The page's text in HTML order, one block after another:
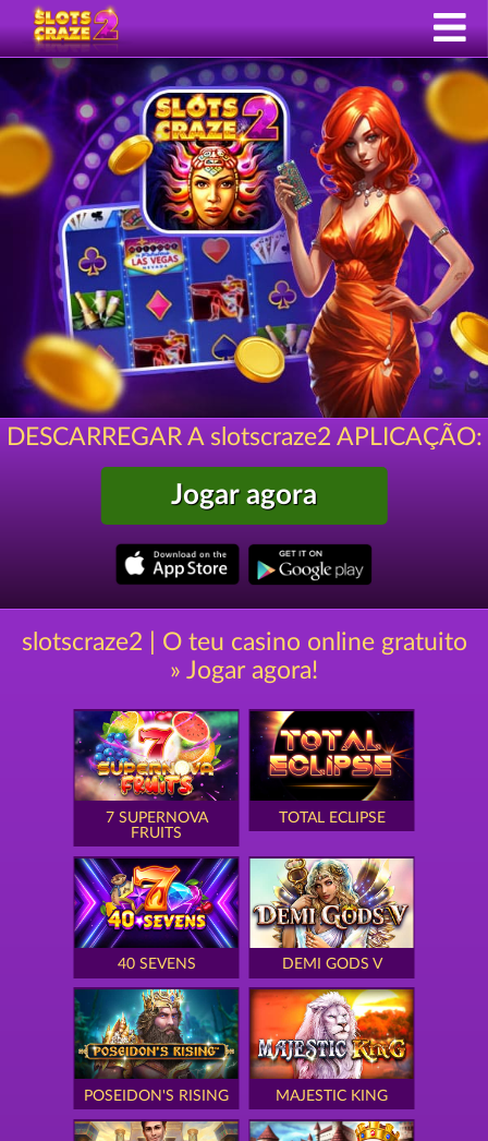
DESCARREGAR A slotscraze2 APLICAÇÃO:
Jogar agora
slotscraze2 | O teu casino online gratuito
» Jogar agora!
7 SUPERNOVA
FRUITS
TOTAL ECLIPSE
40 SEVENS DEMI GODS V
POSEIDON'S RISING MAJESTIC KING